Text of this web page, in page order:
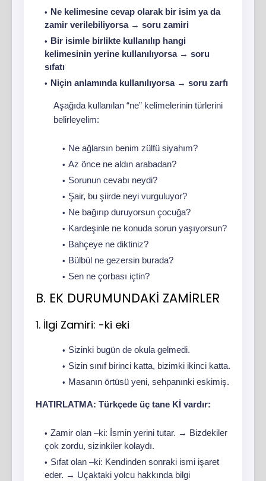
Ne kelimesine cevap olarak bir isim ya da
zamir verilebiliyorsa → soru zamiri
Bir isimle birlikte kullanılıp hangi
kelimesinin yerine kullanılıyorsa → soru
sıfatı
Niçin anlamında kullanılıyorsa → soru zarfı
Aşağıda kullanılan “ne” kelimelerinin türlerini
belirleyelim:
Ne ağlarsın benim zülfü siyahım?
Az önce ne aldın arabadan?
Sorunun cevabı neydi?
Şair, bu şiirde neyi vurguluyor?
Ne bağırıp duruyorsun çocuğa?
Kardeşinle ne konuda sorun yaşıyorsun?
Bahçeye ne diktiniz?
Bülbül ne gezersin burada?
Sen ne çorbası içtin?
B. EK DURUMUNDAKİ ZAMİRLER
1. İlgi Zamiri: -ki eki
Sizinki bugün de okula gelmedi.
Sizin sınıf birinci katta, bizimki ikinci katta.
Masanın örtüsü yeni, sehpanınki eskimiş.
HATIRLATMA: Türkçede üç tane Kİ vardır:
Zamir olan –ki: İsmin yerini tutar. → Bizdekiler
çok zordu, sizinkiler kolaydı.
Sıfat olan –ki: Kendinden sonraki ismi işaret
eder. → Uçaktaki yolcu hakkında bilgi